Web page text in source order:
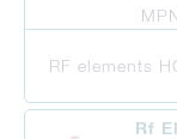
RF elements
Rf